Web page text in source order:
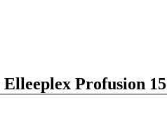
Profusion 15